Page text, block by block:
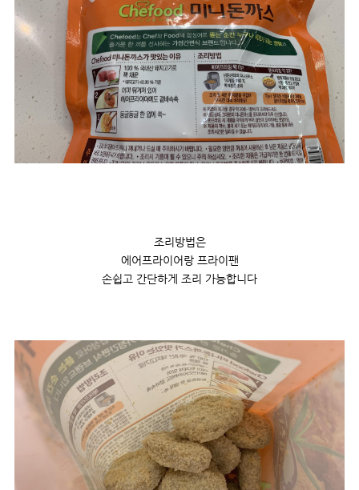
조리방법은
에어프라이어랑 프라이팬
손쉽고 간단하게 조리 가능합니다